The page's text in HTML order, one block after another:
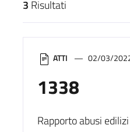
Risultati
3 Risultati
ATTI 02/03/
1338
Rapporto abusi